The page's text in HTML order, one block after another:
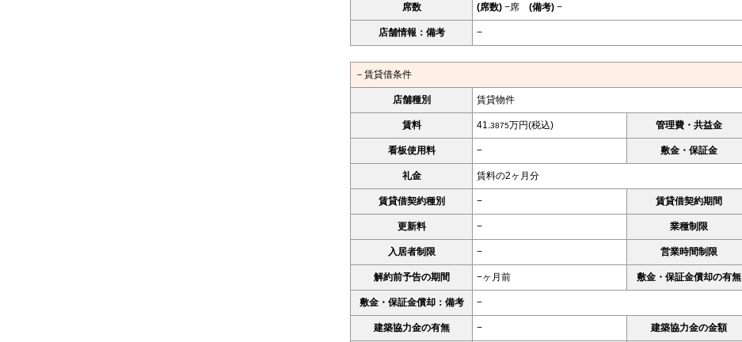
席数 (席数) −席 (備考) −
店舗情報：備考 −
－賃貸借条件
店舗種別 賃貸物件
賃料 41. 3875万円(税込) 管理費・共益金
看板使用料 − 敷金・保証金
礼金 賃料の2ヶ月分
賃貸借契約種別 − 賃貸借契約期間
更新料 − 業種制限
入居者制限 − 営業時間制限
解約前予告の期間 −ヶ月前 敷金・保証金償却の有無
敷金・保証金償却：備考 −
建築協力金の有無 − 建築協力金の金額